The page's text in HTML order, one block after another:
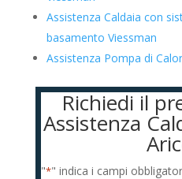
Assistenza Caldaia con
basamento Viessman
Assistenza Pompa di
Richiedi il
Assistenza
"*" indica i campi